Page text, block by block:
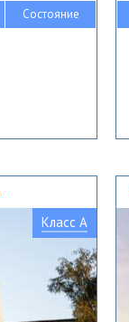
Состояние
Класс A